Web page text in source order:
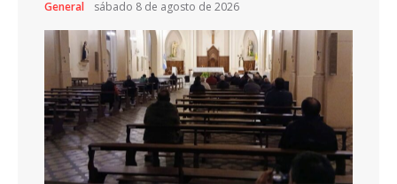
General sábado 8 de agosto de 2026